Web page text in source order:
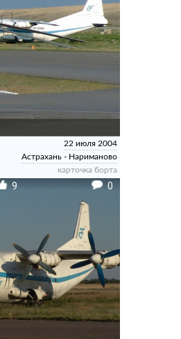
22 июля 2004
Астрахань - Нариманово
карточка борта
9 0